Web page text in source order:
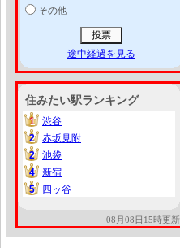
その他
途中経過を見る
住みたい駅ランキング
1
1
渋谷
2
2
赤坂見附
2
2
池袋
4
4
新宿
5
5 四ッ谷
08月08日15時更新